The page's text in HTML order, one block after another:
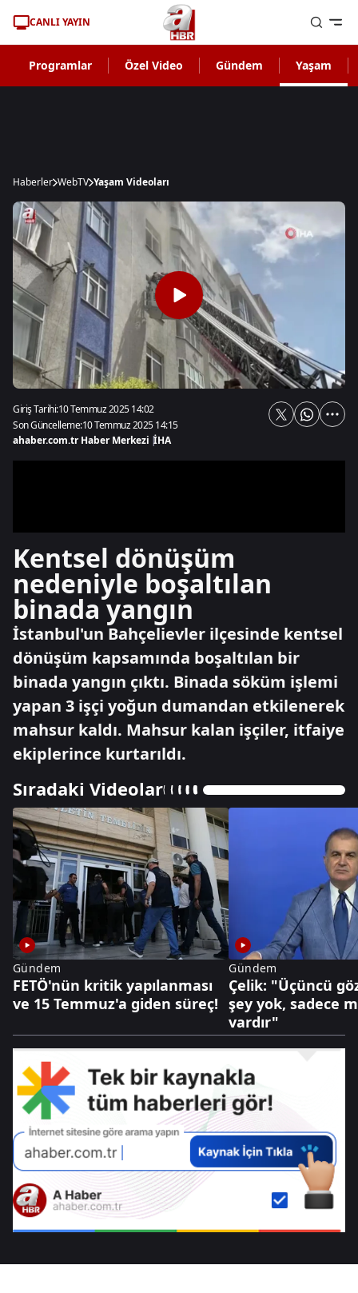
CANLI YAYIN
Programlar Özel Video Gündem Yaşam
Haberler WebTV Yaşam Videoları
Giriş Tarihi:10 Temmuz 2025 14:02
Son Güncelleme:10 Temmuz 2025 14:15
ahaber.com.tr Haber Merkezi |İHA
Kentsel dönüşüm
nedeniyle boşaltılan
binada yangın
İstanbul'un Bahçelievler ilçesinde kentsel
dönüşüm kapsamında boşaltılan bir
binada yangın çıktı. Binada söküm işlemi
yapan 3 işçi yoğun dumandan etkilenerek
mahsur kaldı. Mahsur kalan işçiler, itfaiye
ekiplerince kurtarıldı.
Sıradaki Videolar
Gündem
FETÖ'nün kritik yapılanması
ve 15 Temmuz'a giden süreç!
Gündem
Çelik: "Üçüncü
şey yok, sadece
vardır"